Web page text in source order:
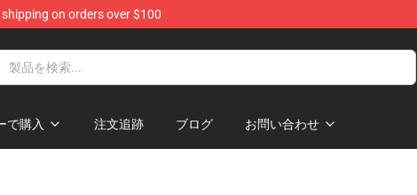
shipping on orders over $100
で購入 注文追跡 ブログ お問い合わせ